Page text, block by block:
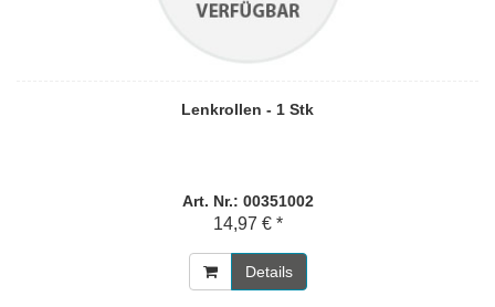
Lenkrollen - 1 Stk
Art. Nr.: 00351002
14,97 € *
Details